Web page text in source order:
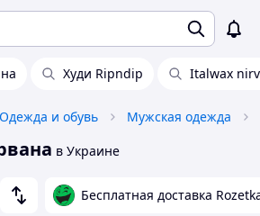
Худи Ripndip Italwax
Одежда и обувь Мужская одежда
в Украине
Бесплатная доставка